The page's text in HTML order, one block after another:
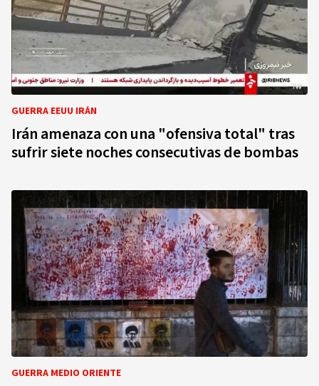
GUERRA EEUU IRÁN
Irán amenaza con una "ofensiva total" tras
sufrir siete noches consecutivas de bombas
GUERRA MEDIO ORIENTE